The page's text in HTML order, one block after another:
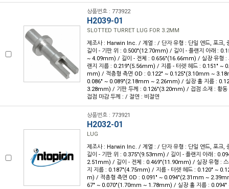
상품번호 : 773922
H2039-01
SLOTTED TURRET LUG FOR 3.2MM
제조사 : Harwin Inc. / 계열 : / 단자 유형 : 단일 엔드, 포크,
길이 - 기판 위 : 0.500"(12.70mm) / 길이 - 플랜지 아래 :
~ 4.09mm) / 길이 - 전체 : 0.656"(16.66mm) / 실장 유형 :
랜지 지름 : 0.219"(5.56mm) / 지름 - 터렛 헤드 : 0.151" ~
mm) / 적층형 측면 OD : 0.122" ~ 0.125"(3.10mm ~
0.086" ~ 0.089"(2.18mm ~ 2.26mm) / 실장 홀 지름 :
3.28mm) / 기판 두께 : 0.126"(3.20mm) / 접점 소재 : 황동
접점 마감 두께 : / 절연 : 비절연
상품번호 : 773921
H2032-01
LUG
제조사 : Harwin Inc. / 계열 : / 단자 유형 : 단일 엔드, 포크,
길이 - 기판 위 : 0.375"(9.53mm) / 길이 - 플랜지 아래 :
2.51mm) / 길이 - 전체 : 0.469"(11.90mm) / 실장 유형 :
지 지름 : 0.187"(4.75mm) / 지름 - 터렛 헤드 : 0.120" ~
m) / 적층형 측면 OD : 0.091" ~ 0.094"(2.31mm ~
67" ~ 0.070"(1.70mm ~ 1.78mm) / 실장 홀 지름 :